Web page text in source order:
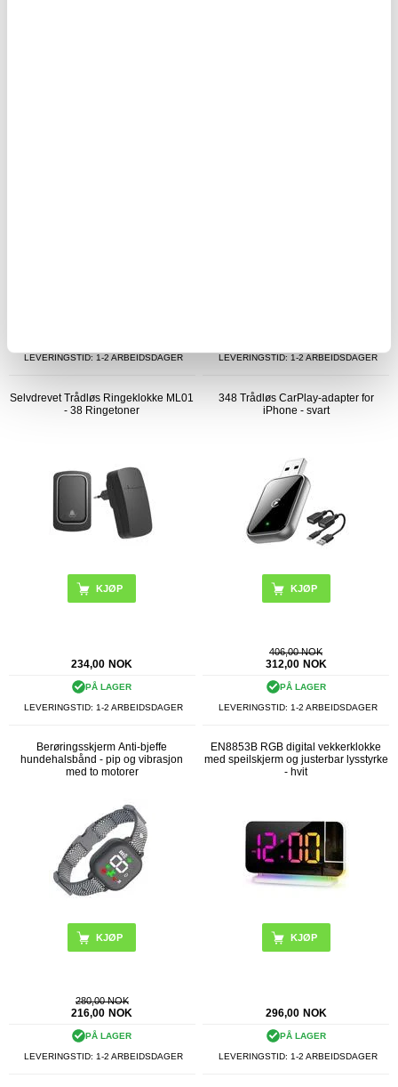
LEVERINGSTID: 1-2 ARBEIDSDAGER LEVERINGSTID: 1-2 ARBEIDSDAGER
Selvdrevet Trådløs Ringeklokke ML01
- 38 Ringetoner
KJØP
234,00 NOK
PÅ LAGER
LEVERINGSTID: 1-2 ARBEIDSDAGER
348 Trådløs CarPlay-adapter for
iPhone - svart
406,00 NOK
312,00 NOK
PÅ LAGER
LEVERINGSTID: 1-2 ARBEIDSDAGER
Berøringsskjerm Anti-bjeffe
hundehalsbånd - pip og vibrasjon
med to motorer
280,00 NOK
216,00 NOK
PÅ LAGER
LEVERINGSTID: 1-2 ARBEIDSDAGER
EN8853B RGB digital vekkerklokke
med speilskjerm og justerbar lysstyrke
- hvit
296,00 NOK
PÅ LAGER
LEVERINGSTID: 1-2 ARBEIDSDAGER